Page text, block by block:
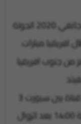
سيدخل أتحاد العاصمة يوم السبت 11 جانفي 2020 الجولة
افريقيا مبارات
من جنوب افريقيا
و ستكون هذه المباراة منقولة على قناة بين سبورت 3
بتعليق حفيظ دراجي بداية من الساعة 14:00 بعد الزوال